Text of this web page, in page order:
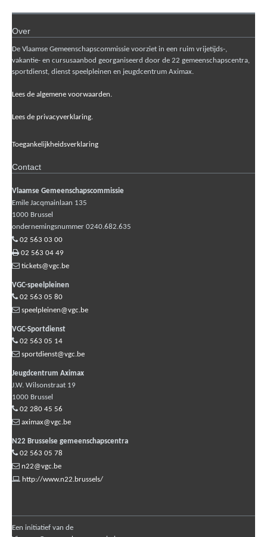
Over
De Vlaamse Gemeenschapscommissie voorziet in een ruim vrijetijds-,
vakantie- en cursusaanbod georganiseerd door de 22 gemeenschapscentra,
sportdienst, dienst speelpleinen en jeugdcentrum Aximax.
Lees de algemene voorwaarden.
Lees de privacyverklaring.
Toegankelijkheidsverklaring
Contact
Vlaamse Gemeenschapscommissie
Emile Jacqmainlaan 135
1000 Brussel
ondernemingsnummer 0240.682.635
02 563 03 00
02 563 04 49
tickets@vgc.be
VGC-speelpleinen
02 563 05 80
speelpleinen@vgc.be
VGC-Sportdienst
02 563 05 14
sportdienst@vgc.be
Jeugdcentrum Aximax
J.W. Wilsonstraat 19
1000 Brussel
02 280 45 56
aximax@vgc.be
N22 Brusselse gemeenschapscentra
02 563 05 78
n22@vgc.be
http://www.n22.brussels/
Een initiatief van de